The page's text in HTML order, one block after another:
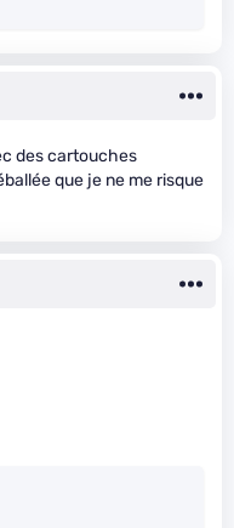
des cartouches
que je ne me risque